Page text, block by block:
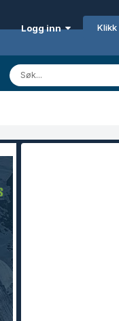
Logg inn